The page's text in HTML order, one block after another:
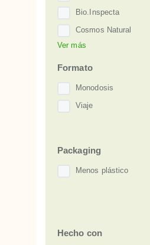
Rojeces
Rosácea
Uñas frágiles
Sin aceites esenciales
Sin gluten
Sin perfume
Bio.Inspecta
Cosmos Natural
Cosmos Organic
CPAEN NNPEK
CSE
Demeter
IHTK
Leaping Bunny
Ver más
Formato
Monodosis
Viaje
Packaging
Menos plástico
Hecho con